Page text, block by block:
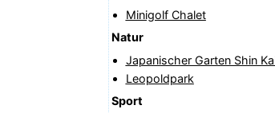
Minigolf Chalet
Natur
Japanischer Garten Shin
Leopoldpark
Sport